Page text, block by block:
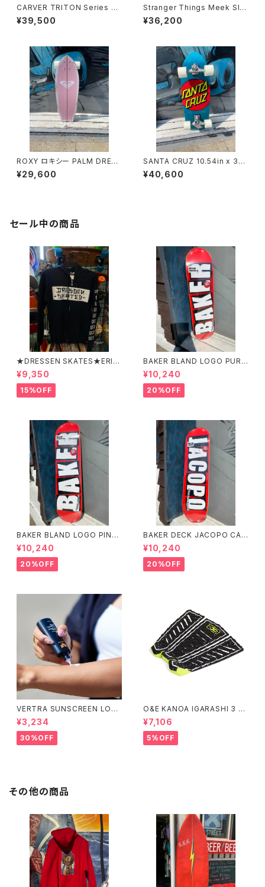
CARVER TRITON Series JA
PAN LIMITED Watermark 2
9"
¥39,500
Stranger Things Meek Sla
sher cruiser 10.1 SANTACR
UZ SkateBoarding
¥36,200
ROXY ロキシー PALM DREA
MS 28 LONGBOARD TRUC
K サーフスケートボード
¥29,600
SANTA CRUZ 10.54in x 31.
45in CLASSIC DOT PIG SU
RF SKATE CARVER CRUISE
¥40,600
セール中の商品
★DRESSEN SKATES★ERIC
DRESSEN BLACK ZIP HOO
D PARKER ドレッセンスケーツ
スケート エリックドレッセン
ブラック フードパーカー フー
¥9,350
15%OFF
BAKER BLAND LOGO PURP
LE DECK 8.0 ベイカー ブラ
ンド ロゴ パープル デッ
キ 8インチ スケートボード ス
ケボー
¥10,240
20%OFF
BAKER BLAND LOGO PINK
DECK 8.0 ベイカー ブラン
ド ロゴ デッキ ピンク 8イ
ンチ スケートボード スケボー
¥10,240
20%OFF
BAKER DECK JACOPO CAR
OZZI BRAND LOGO 8.25 ベ
イカー デッキ ジェイコープ ブ
ランド ロゴ スケートボード
スケボー
¥10,240
20%OFF
VERTRA SUNSCREEN LOTI
ON WHITE SPF 44＃
¥3,234
30%OFF
O&E KANOA IGARASHI 3 PI
ECE BLACK/LIME｜PRO SE
RIES
¥7,106
5%OFF
その他の商品